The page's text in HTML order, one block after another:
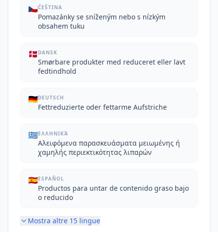
🇨🇿ČEŠTINA
Pomazánky se sníženým nebo s nízkým
obsahem tuku
🇩🇰 DANSK
Smørbare produkter med reduceret eller lavt
fedtindhold
🇩🇪DEUTSCH
Fettreduzierte oder fettarme Aufstriche
🇬🇷ΕΛΛΗΝΙΚΆ
Αλειφόμενα παρασκευάσματα μειωμένης ή
χαμηλής περιεκτικότητας λιπαρών
🇪🇸ESPAÑOL
Productos para untar de contenido graso bajo
o reducido
Mostra altre 15 lingue